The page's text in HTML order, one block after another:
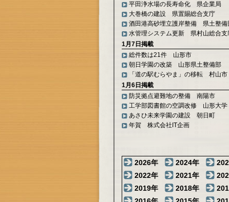
平田浄水場の長寿命化 県企業局
大巻橋の建設 県置賜総合支庁
酒田港高砂埋立護岸整備 県土整備
水管理システム更新 県村山総合支
1月7日掲載
総件数は21件 山形市
朝日学園の改築 山形県土整備部
「道の駅むらやま」の移転 村山市
1月6日掲載
防災拠点避難地の整備 南陽市
工学部図書館の空調改修 山形大学
あさひ未来学園の建設 朝日町
年賀 株式会社IT企画
2026年 2024年
2022年
2021年
2019年
2018年